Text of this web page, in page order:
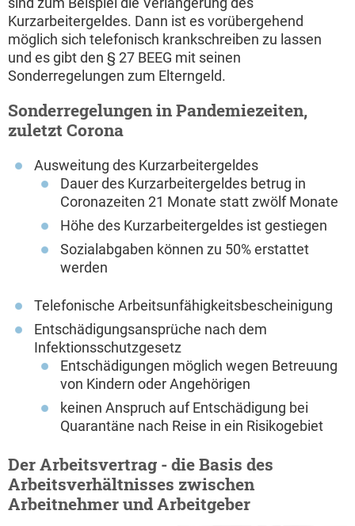
Kurzarbeitergeldes. Dann ist es vorübergehend
möglich sich telefonisch krankschreiben zu lassen
und es gibt den § 27 BEEG mit seinen
Sonderregelungen zum Elterngeld.
Sonderregelungen in Pandemiezeiten,
zuletzt Corona
Ausweitung des Kurzarbeitergeldes
Dauer des Kurzarbeitergeldes betrug in
Coronazeiten 21 Monate statt zwölf Monate
Höhe des Kurzarbeitergeldes ist gestiegen
Sozialabgaben können zu 50% erstattet
werden
Telefonische Arbeitsunfähigkeitsbescheinigung
Entschädigungsansprüche nach dem
Infektionsschutzgesetz
Entschädigungen möglich wegen Betreuung
von Kindern oder Angehörigen
keinen Anspruch auf Entschädigung bei
Quarantäne nach Reise in ein Risikogebiet
Der Arbeitsvertrag - die Basis des
Arbeitsverhältnisses zwischen
Arbeitnehmer und Arbeitgeber